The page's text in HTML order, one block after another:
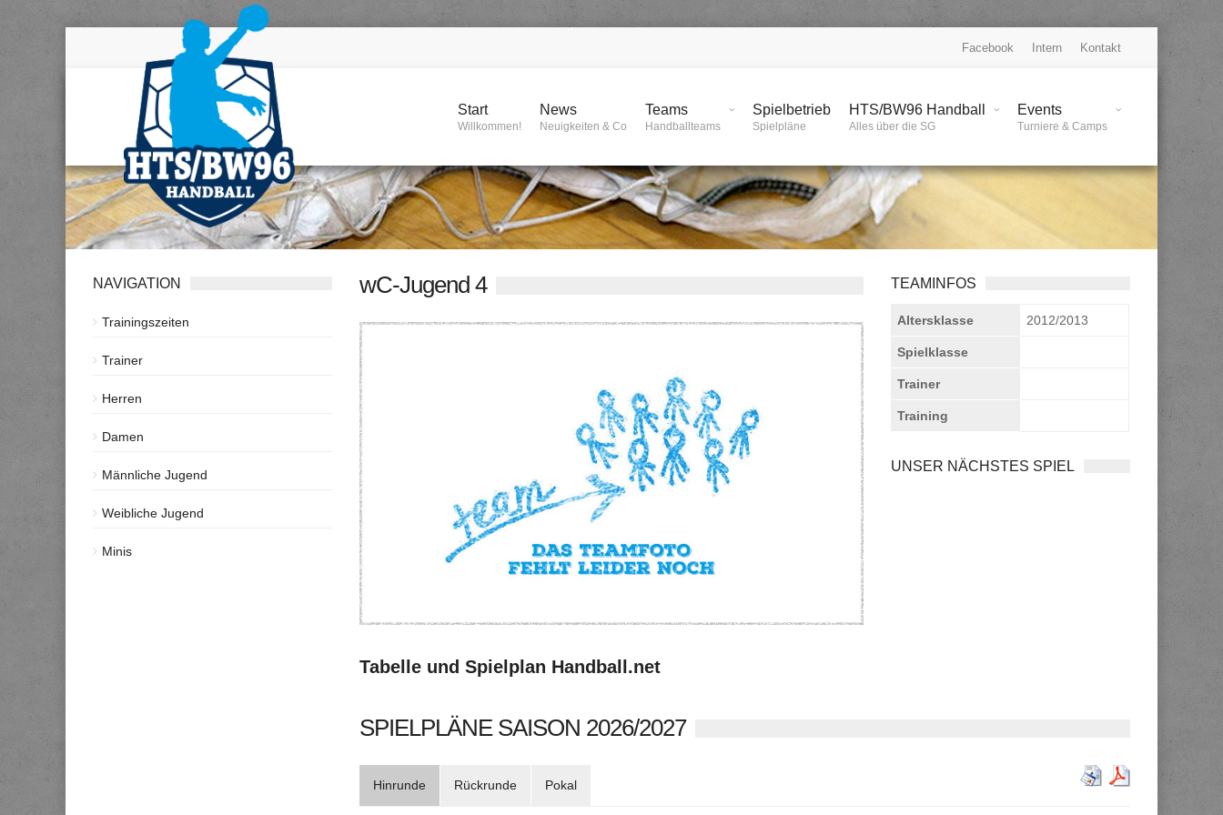
Facebook Intern Kontakt
Start
Willkommen!
News
Neuigkeiten & Co
Teams
Handballteams
Spielbetrieb
Spielpläne
HTS/BW96 Handball
Alles über die SG
Events
Turniere & Camps
NAVIGATION
Trainingszeiten
Trainer
Herren
Damen
Männliche Jugend
Weibliche Jugend
Minis
wC-Jugend 4
Tabelle und Spielplan Handball.net
TEAMINFOS
Altersklasse 2012/2013
Spielklasse
Trainer
Training
UNSER NÄCHSTES SPIEL
SPIELPLÄNE SAISON 2026/2027
Hinrunde Rückrunde Pokal